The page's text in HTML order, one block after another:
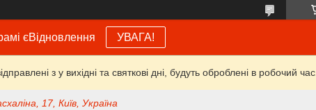
єВідновлення УВАГА!
з у вихідні та святкові дні, будуть оброблені в робочий час.
17, Київ, Україна